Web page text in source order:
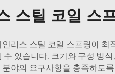
스틸 코일 스
리스 스틸 코일 스프링이
있습니다. 크기와 구성 방
야의 요구사항을 충족하